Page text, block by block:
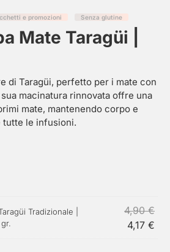
e promozioni Senza glutine
Mate Taragüi |
di Taragüi, perfetto per i mate con
macinatura rinnovata offre una
mate, mantenendo corpo e
tutte le infusioni.
Tradizionale |
4,90€
4,17 €